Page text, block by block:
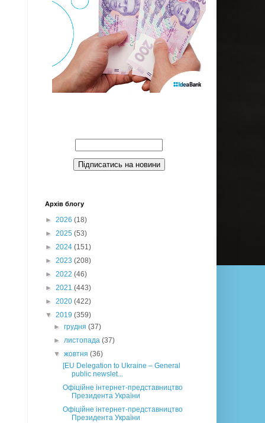
Архів блогу
► 2026 (18)
► 2025 (53)
► 2024 (151)
► 2023 (208)
► 2022 (46)
► 2021 (443)
► 2020 (422)
▼ 2019 (359)
►грудня(37)
►листопада(37)
▼жовтня(36)
[EU Delegation to Ukraine – General
public newslet...
Офіційне інтернет-представництво
Президента України
Офіційне інтернет-представництво
Президента України